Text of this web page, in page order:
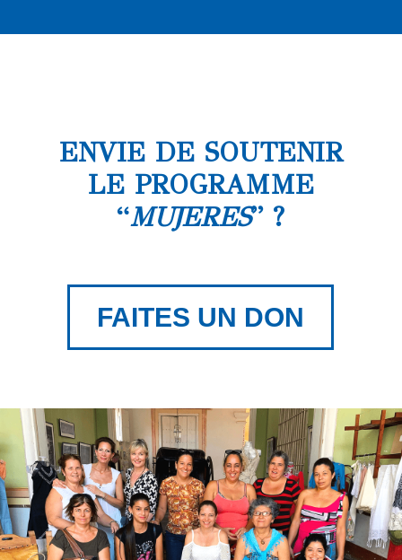
ENVIE DE SOUTENIR
LE PROGRAMME
“MUJERES” ?
FAITES UN DON